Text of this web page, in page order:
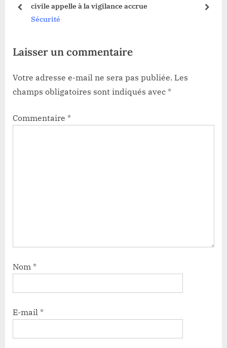
t
:
civile appelle à la vigilance accrue
Sécurité
prev next
Laisser un commentaire
Votre adresse e-mail ne sera pas publiée. Les
champs obligatoires sont indiqués avec *
Commentaire *
Nom *
E-mail *